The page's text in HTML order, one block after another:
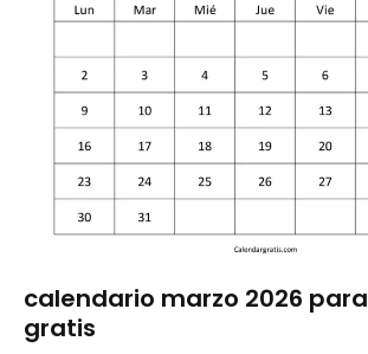
Calendar
Gratis
calendario marzo 2026
gratis